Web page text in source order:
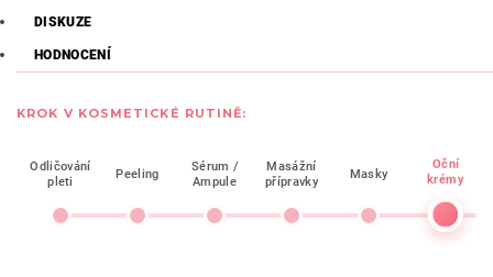
DISKUZE
HODNOCENÍ
KROK V KOSMETICKÉ RUTINĚ:
Odličování
pleti
Peeling
Sérum /
Ampule
Masážní
přípravky
Masky
Oční
krémy